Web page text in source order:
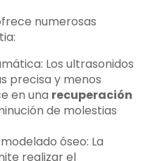
numerosas
Los ultrasonidos
precisa y menos
en una recuperación
de molestias
óseo: La
realizar el